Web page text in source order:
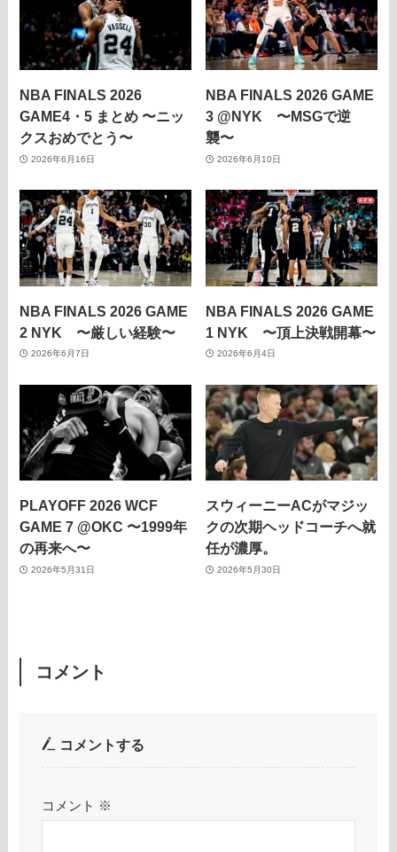
NBA FINALS 2026
GAME4・5 まとめ 〜ニッ
クスおめでとう〜
2026年6月16日
NBA FINALS 2026 GAME
3 @NYK 〜MSGで逆
襲〜
2026年6月10日
NBA FINALS 2026 GAME
2 NYK 〜厳しい経験〜
2026年6月7日
NBA FINALS 2026 GAME
1 NYK 〜頂上決戦開幕〜
2026年6月4日
PLAYOFF 2026 WCF
GAME 7 @OKC 〜1999年
の再来へ〜
2026年5月31日
スウィーニーACがマジッ
クの次期ヘッドコーチへ就
任が濃厚。
2026年5月30日
コメント
コメントする
コメント ※